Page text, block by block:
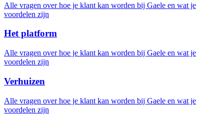
Alle vragen over hoe je klant kan worden bij Gaele en wat je
voordelen zijn
Het platform
Alle vragen over hoe je klant kan worden bij Gaele en wat je
voordelen zijn
Verhuizen
Alle vragen over hoe je klant kan worden bij Gaele en wat je
voordelen zijn